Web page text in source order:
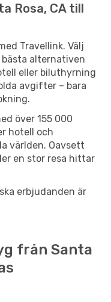
Rosa, CA till
Travellink. Välj
alternativen
eller biluthyrning
avgifter – bara
över 155 000
hotell och
världen. Oavsett
en stor resa hittar
erbjudanden är
från Santa